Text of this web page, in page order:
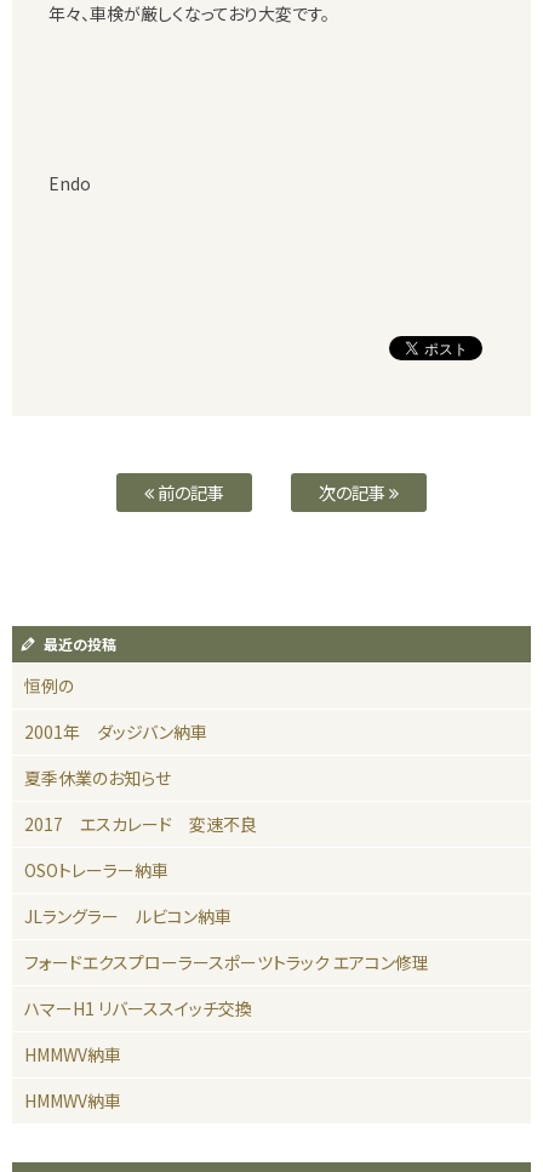
年々、車検が厳しくなっており大変です。
Endo
前の記事 次の記事
最近の投稿
恒例の
2001年 ダッジバン納車
夏季休業のお知らせ
2017 エスカレード 変速不良
OSOトレーラー納車
JLラングラー ルビコン納車
フォードエクスプローラースポーツトラック エアコン修理
ハマーH1 リバーススイッチ交換
HMMWV納車
HMMWV納車